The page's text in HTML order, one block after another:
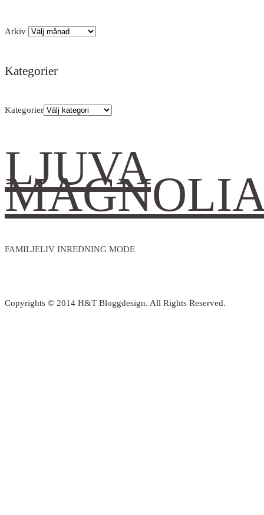
Arkiv
Kategorier
Kategorier
LJUVA
FAMILJELIV INREDNING MODE
Copyrights © 2014 H&T Bloggdesign. All Rights Reserved.